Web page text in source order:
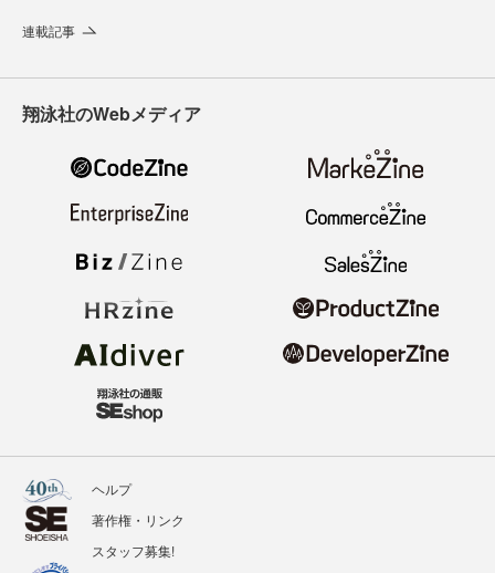
連載記事
翔泳社のWebメディア
ヘルプ
著作権・リンク
スタッフ募集!